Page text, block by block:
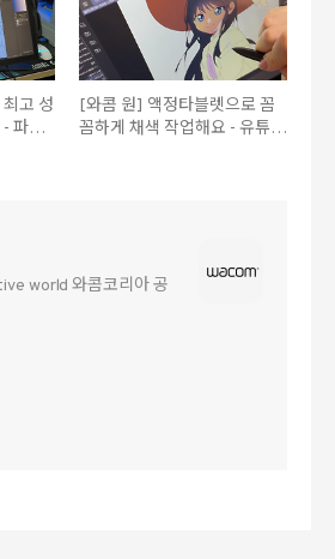
고 성
- 파워
[와콤 원] 액정타블렛으로 꼼
꼼하게 채색 작업해요 - 유튜버
world 와콤코리아 공